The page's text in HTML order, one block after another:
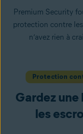
Premium Security
protection contre
n’avez rien à
Protection
Gardez une
les